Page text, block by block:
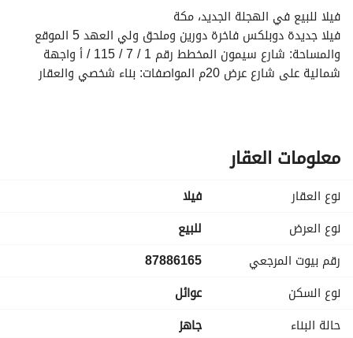
فيلا للبيع في الهجلة الجديد، مكة
دار التوحيد
معلومات العقار
نوع العقار
فیلا
نوع العرض
للبيع
رقم بيوت المرجعي
87886165
نوع السكن
عوائل
حالة البناء
جاهز